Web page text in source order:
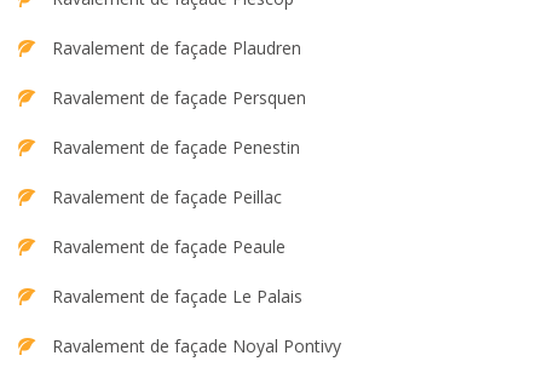
Ravalement de façade Plaudren
Ravalement de façade Persquen
Ravalement de façade Penestin
Ravalement de façade Peillac
Ravalement de façade Peaule
Ravalement de façade Le Palais
Ravalement de façade Noyal Pontivy